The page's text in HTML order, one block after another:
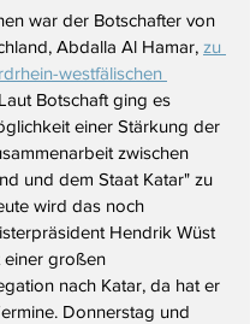
war der Botschafter von
Abdalla Al Hamar, zu
westfälischen
Laut Botschaft ging es
einer Stärkung der
zwischen
und dem Staat Katar" zu
wird das noch
Hendrik Wüst
einer großen
nach Katar, da hat er
Donnerstag und